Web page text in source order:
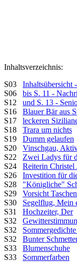
Inhaltsverzeichnis:
S03 Inhaltsübersicht
S06 bis S. 11 -
S12 und S. 13 -
S16 Blauer Bär aus
S17 leckeren
S18 Trara um nichts
S19 Dumm gelaufen
S20 Vinschgau,
S22 Zwei Ladys für
S24 Reiterin Christel
S26 Investition für
S28 "Königliche"
S29 Vorsicht
S30 Segelflug, Mein
S31 Hochzeiter, Der
S32
S32
S32 Bunter
S33 Blumenschuhe
S33 Sommerfarben